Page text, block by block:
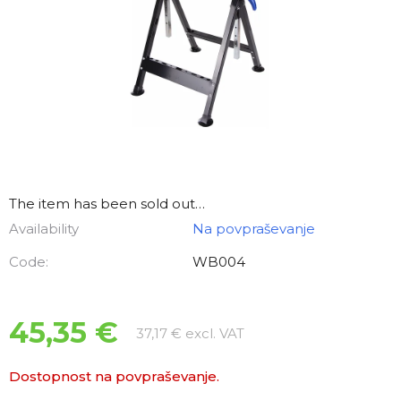
The item has been sold out…
Availability
Na povpraševanje
Code:
WB004
45,35 € 37,17 € excl. VATMeasure price:
Dostopnost na povpraševanje.